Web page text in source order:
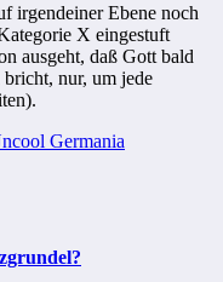
irgendeiner Ebene noch
X eingestuft
ausgeht, daß Gott bald
bricht, nur, um jede
Germania